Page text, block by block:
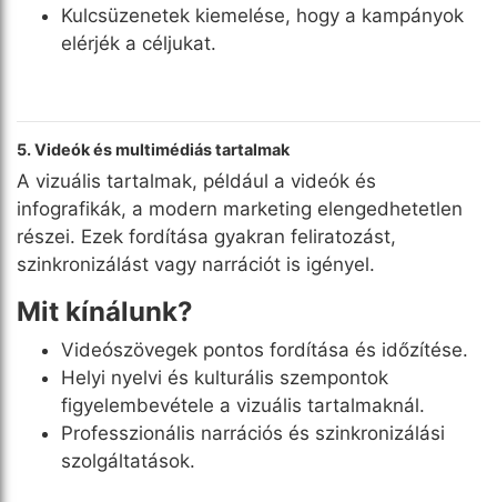
Kulcsüzenetek kiemelése, hogy a kampányok
elérjék a céljukat.
5. Videók és multimédiás tartalmak
A vizuális tartalmak, például a videók és
infografikák, a modern marketing elengedhetetlen
részei. Ezek fordítása gyakran feliratozást,
szinkronizálást vagy narrációt is igényel.
Mit kínálunk?
Videószövegek pontos fordítása és időzítése.
Helyi nyelvi és kulturális szempontok
figyelembevétele a vizuális tartalmaknál.
Professzionális narrációs és szinkronizálási
szolgáltatások.